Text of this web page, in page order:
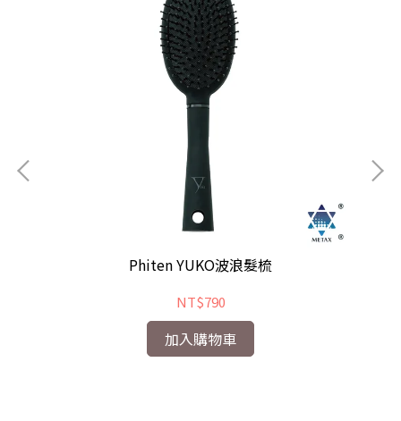
Phiten YUKO波浪髮梳
NT$790
加入購物車